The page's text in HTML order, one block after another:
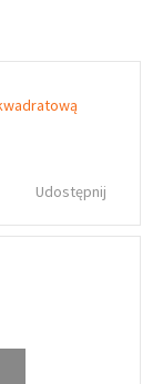
Udostępnij